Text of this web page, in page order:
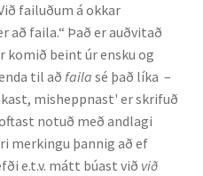
failuðum á okkar
að faila.“ Það er auðvitað
komið beint úr ensku og
til að faila sé það líka –
misheppnast' er skrifuð
notuð með andlagi
merkingu þannig að ef
e.t.v. mátt búast við við